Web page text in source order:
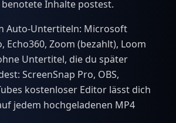
Inhalte postest.
Auto-Untertiteln: Microsoft
Echo360, Zoom (bezahlt), Loom
Untertitel, die du später
ScreenSnap Pro, OBS,
kostenloser Editor lässt dich
jedem hochgeladenen MP4